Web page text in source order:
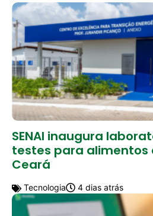
SENAI inaugura
testes para alimentos
Ceará
Tecnologia 4 dias atrás